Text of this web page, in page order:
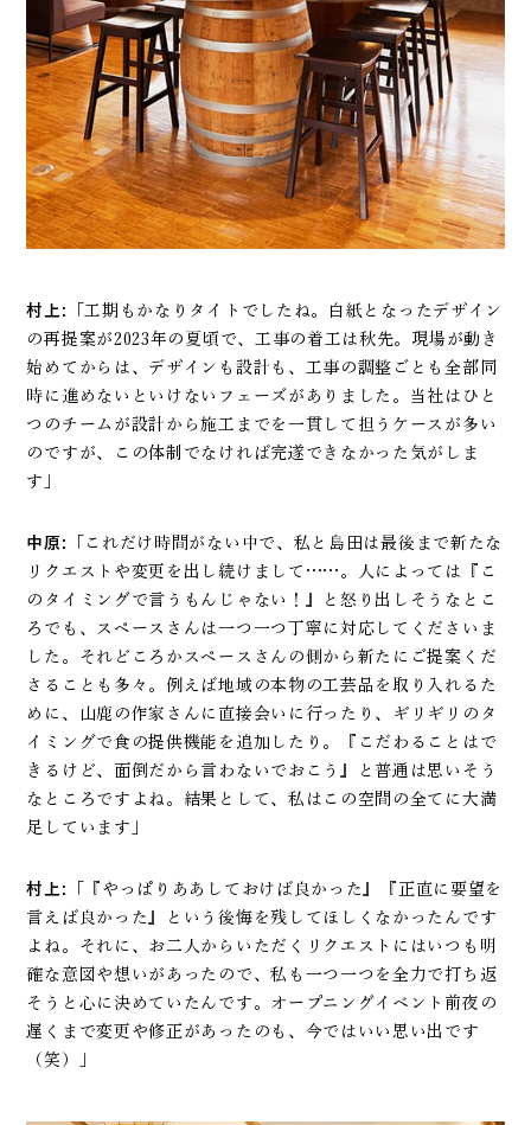
村上: 「工期もかなりタイトでしたね。白紙となったデザイン
の再提案が2023年の夏頃で、工事の着工は秋先。現場が動き
始めてからは、デザインも設計も、工事の調整ごとも全部同
時に進めないといけないフェーズがありました。当社はひと
つのチームが設計から施工までを一貫して担うケースが多い
のですが、この体制でなければ完遂できなかった気がしま
す」
中原: 「これだけ時間がない中で、私と島田は最後まで新たな
リクエストや変更を出し続けまして……。人によっては『こ
のタイミングで言うもんじゃない！』と怒り出しそうなとこ
ろでも、スペースさんは一つ一つ丁寧に対応してくださいま
した。それどころかスペースさんの側から新たにご提案くだ
さることも多々。例えば地域の本物の工芸品を取り入れるた
めに、山鹿の作家さんに直接会いに行ったり、ギリギリのタ
イミングで食の提供機能を追加したり。『こだわることはで
きるけど、面倒だから言わないでおこう』と普通は思いそう
なところですよね。結果として、私はこの空間の全てに大満
足しています」
村上: 「『やっぱりああしておけば良かった』『正直に要望を
言えば良かった』という後悔を残してほしくなかったんです
よね。それに、お二人からいただくリクエストにはいつも明
確な意図や想いがあったので、私も一つ一つを全力で打ち返
そうと心に決めていたんです。オープニングイベント前夜の
遅くまで変更や修正があったのも、今ではいい思い出です
（笑）」